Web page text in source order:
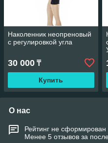
Наколенник неопреновый
с регулировкой угла
30 000 ₸
Купить
О нас
Рейтинг не сформирован
Менее 5 отзывов за